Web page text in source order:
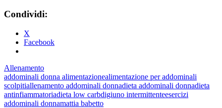
Condividi:
X
Facebook
Allenamento
addominali donna alimentazionealimentazione per addominali
scolpitiallenamento addominali donnadieta addominali donnadieta
antinfiammatoriadieta low carbdigiuno intermittenteesercizi
addominali donnamattia babetto